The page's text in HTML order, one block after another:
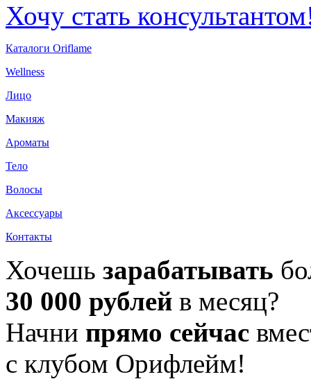
Хочу стать
Каталоги Oriflame
Wellness
Лицо
Макияж
Ароматы
Тело
Волосы
Аксессуары
Контакты
Хочешь зарабатывать
30 000 рублей в месяц?
Начни прямо сейчас
с клубом Орифлейм!